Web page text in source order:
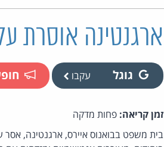
ארגנטינה אוסרת
גוגל עקבו
זמן קריאה: פחות מדקה
בית משפט בבואנוס איירס, ארגנטינה, אסר